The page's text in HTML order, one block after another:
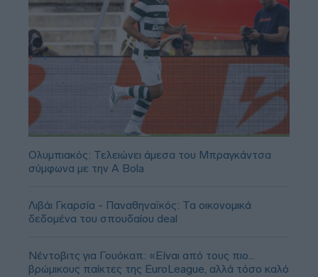
Ολυμπιακός: Τελειώνει άμεσα του Μπραγκάντσα
σύμφωνα με την A Bola
Λιβάι Γκαρσία - Παναθηναϊκός: Τα οικονομικά
δεδομένα του σπουδαίου deal
Νέντοβιτς για Γουόκαπ: «Είναι από τους πιο...
βρώμικους παίκτες της EuroLeague, αλλά τόσο καλό